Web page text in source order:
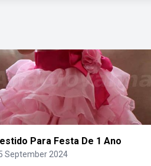
Para Festa De 1 Ano
September 2024